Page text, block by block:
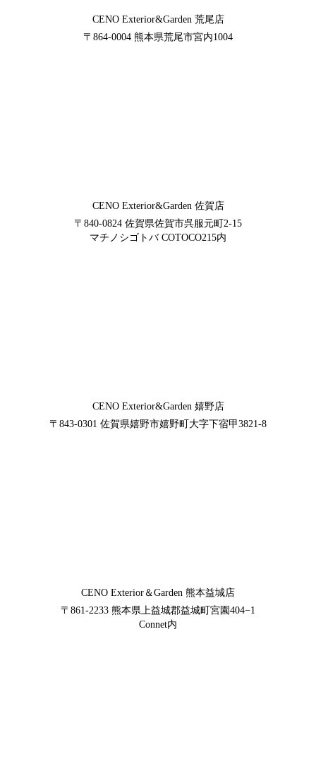
CENO Exterior&Garden 荒尾店
〒864-0004 熊本県荒尾市宮内1004
CENO Exterior&Garden 佐賀店
〒840-0824 佐賀県佐賀市呉服元町2-15
マチノシゴトバ COTOCO215内
CENO Exterior&Garden 嬉野店
〒843-0301 佐賀県嬉野市嬉野町大字下宿甲3821-8
CENO Exterior＆Garden 熊本益城店
〒861-2233 熊本県上益城郡益城町宮園404−1
Connet内